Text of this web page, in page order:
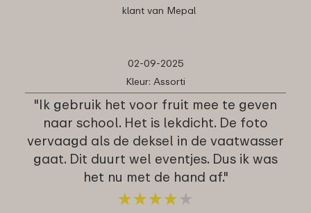
klant van Mepal
02-09-2025
Kleur: Assorti
"Ik gebruik het voor fruit mee te geven
naar school. Het is lekdicht. De foto
vervaagd als de deksel in de vaatwasser
gaat. Dit duurt wel eventjes. Dus ik was
het nu met de hand af."
★★★★ ★
★★★★ ★